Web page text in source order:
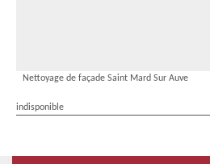
Nettoyage de façade Saint Mard Sur Auve
indisponible